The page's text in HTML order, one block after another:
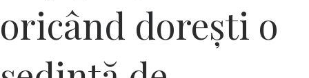
oricând dorești o